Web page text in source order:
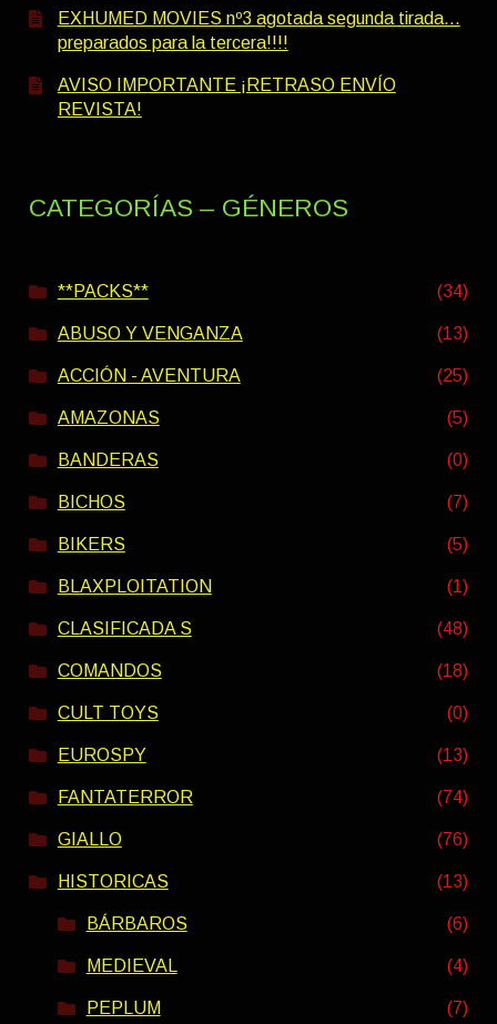
EXHUMED MOVIES nº3 agotada segunda tirada…
preparados para la tercera!!!!
AVISO IMPORTANTE ¡RETRASO ENVÍO
REVISTA!
CATEGORÍAS – GÉNEROS
**PACKS** (34)
ABUSO Y VENGANZA (13)
ACCIÓN - AVENTURA (25)
AMAZONAS (5)
BANDERAS (0)
BICHOS (7)
BIKERS (5)
BLAXPLOITATION (1)
CLASIFICADA S (48)
COMANDOS (18)
CULT TOYS (0)
EUROSPY (13)
FANTATERROR (74)
GIALLO (76)
HISTORICAS (13)
BÁRBAROS (6)
MEDIEVAL (4)
PEPLUM (7)